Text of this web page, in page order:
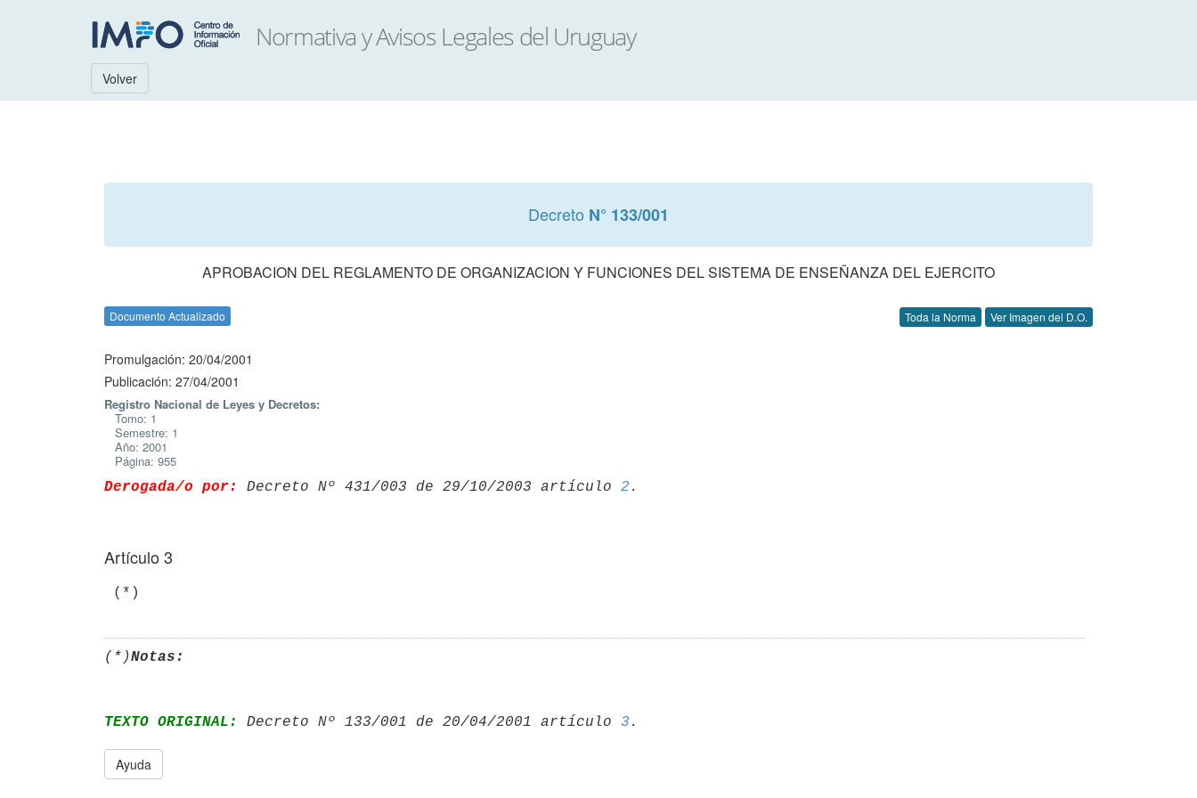
Volver
Decreto N° 133/001
APROBACION DEL REGLAMENTO DE ORGANIZACION Y FUNCIONES DEL SISTEMA DE ENSEÑANZA DEL EJERCITO
Documento Actualizado Toda la Norma Ver Imagen del D.O.
Promulgación: 20/04/2001
Publicación: 27/04/2001
Registro Nacional de Leyes y Decretos:
Tomo: 1
Semestre: 1
Año: 2001
Página: 955
Derogada/o por: Decreto Nº 431/003 de 29/10/2003 artículo 2
Artículo 3
(*)Notas:
TEXTO ORIGINAL: Decreto Nº 133/001 de 20/04/2001 artículo 3
Ayuda